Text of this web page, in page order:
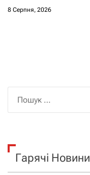
8 Серпня, 2026
к
Гарячі Новини